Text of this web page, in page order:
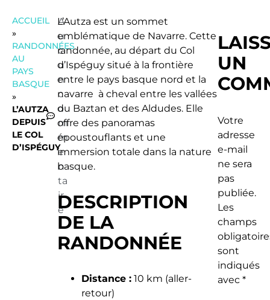
ACCUEIL
»
RANDONNÉES
AU
PAYS
BASQUE
»
L’AUTZA
DEPUIS
LE COL
D’ISPÉGUY
A
u
c
u
n
c
o
m
m
e
n
ta
ir
e
L’Autza est un sommet
emblématique de Navarre. Cette
randonnée, au départ du Col
d’Ispéguy situé à la frontière
entre le pays basque nord et la
navarre à cheval entre les vallées
du Baztan et des Aldudes. Elle
offre des panoramas
époustouflants et une
immersion totale dans la nature
basque.
DESCRIPTION
DE LA
RANDONNÉE
Distance :10 km (aller-
retour)
UN
Votre
adresse
e-mail
ne sera
pas
publiée.
Les
champs
sont
indiqués
avec*